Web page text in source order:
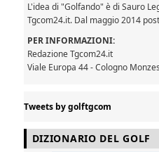
L'idea di "Golfando" è di Sauro
Tgcom24.it. Dal maggio 2014
PER INFORMAZIONI:
Redazione Tgcom24.it
Viale Europa 44 - Cologno
Tweets by golftgcom
DIZIONARIO DEL GOLF